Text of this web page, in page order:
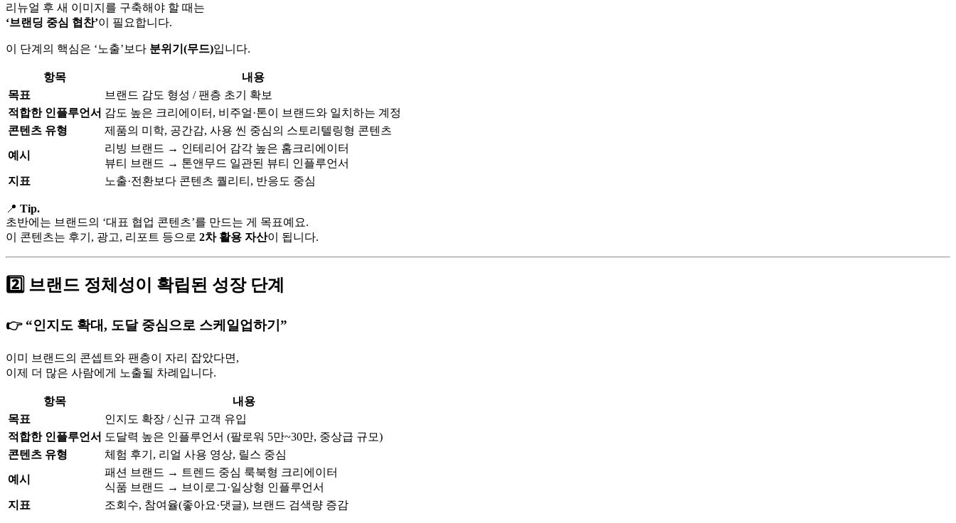
리뉴얼 후 새 이미지를 구축해야 할 때는
‘브랜딩 중심 협찬’이 필요합니다.
이 단계의 핵심은 ‘노출’보다 분위기(무드)입니다.
항목
내용
목표
브랜드 감도 형성 / 팬층 초기 확보
적합한 인플루언서 감도 높은 크리에이터, 비주얼·톤이 브랜드와 일치하는 계정
콘텐츠 유형
제품의 미학, 공간감, 사용 씬 중심의 스토리텔링형 콘텐츠
예시
리빙 브랜드 → 인테리어 감각 높은 홈크리에이터
뷰티 브랜드 → 톤앤무드 일관된 뷰티 인플루언서
지표
노출·전환보다 콘텐츠 퀄리티, 반응도 중심
📍 Tip.
초반에는 브랜드의 ‘대표 협업 콘텐츠’를 만드는 게 목표예요.
이 콘텐츠는 후기, 광고, 리포트 등으로 2차 활용 자산이 됩니다.
2️⃣ 브랜드 정체성이 확립된 성장 단계
👉 “인지도 확대, 도달 중심으로 스케일업하기”
이미 브랜드의 콘셉트와 팬층이 자리 잡았다면,
이제 더 많은 사람에게 노출될 차례입니다.
항목
내용
목표
인지도 확장 / 신규 고객 유입
적합한 인플루언서 도달력 높은 인플루언서 (팔로워 5만~30만, 중상급 규모)
콘텐츠 유형
체험 후기, 리얼 사용 영상, 릴스 중심
예시
패션 브랜드 → 트렌드 중심 룩북형 크리에이터
식품 브랜드 → 브이로그·일상형 인플루언서
지표
조회수, 참여율(좋아요·댓글), 브랜드 검색량 증감